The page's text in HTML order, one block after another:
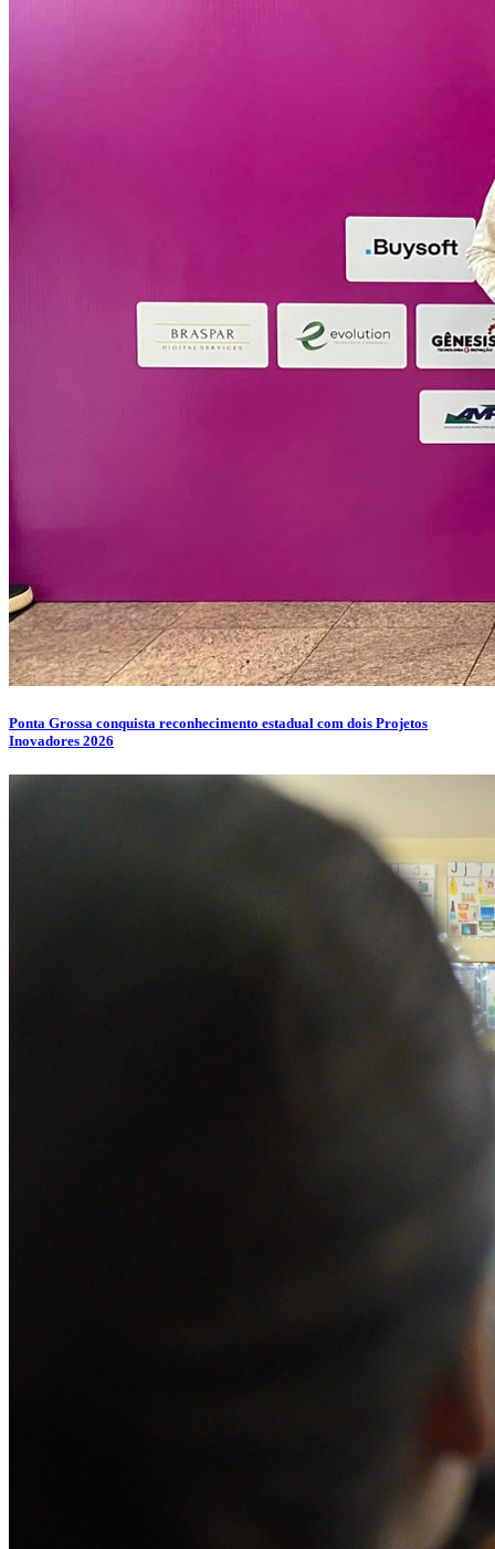
Ponta Grossa conquista reconhecimento estadual com dois Projetos
Inovadores 2026